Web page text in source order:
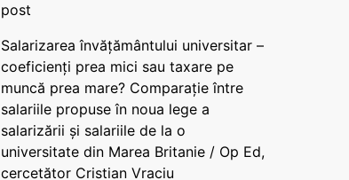
post
Salarizarea învățământului universitar –
coeficienți prea mici sau taxare pe
muncă prea mare? Comparație între
salariile propuse în noua lege a
salarizării și salariile de la o
universitate din Marea Britanie / Op Ed,
cercetător Cristian Vraciu